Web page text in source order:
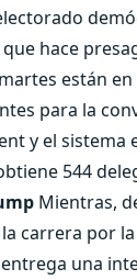
hace
están
para la
y el sistema
544
Mientras,
carrera por
una